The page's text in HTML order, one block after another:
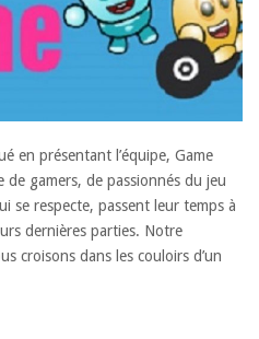
en présentant l’équipe, Game
gamers, de passionnés du jeu
se respecte, passent leur temps à
dernières parties. Notre
croisons dans les couloirs d’un